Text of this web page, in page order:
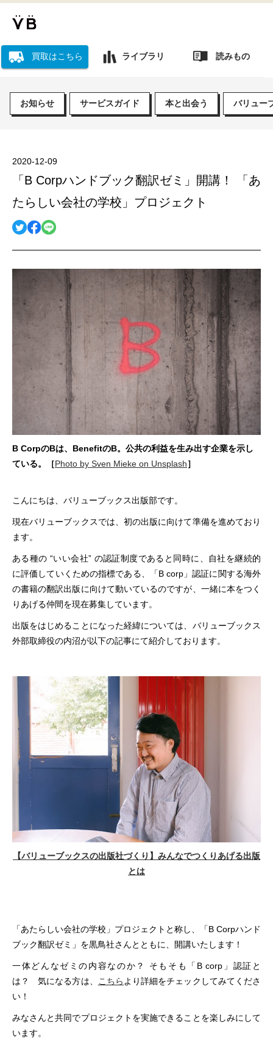
買取はこちら ライブラリ 読みもの
お知らせ サービスガイド 本と出会う バリュー
2020-12-09
「B Corpハンドブック翻訳ゼミ」開講！ 「あ
たらしい会社の学校」プロジェクト
B CorpのBは、BenefitのB。公共の利益を生み出す企業を示し
ている。［Photo by Sven Mieke on Unsplash］
こんにちは、バリューブックス出版部です。
現在バリューブックスでは、初の出版に向けて準備を進めており
ます。
ある種の “いい会社” の認証制度であると同時に、自社を継続的
に評価していくための指標である、
「B corp」認証に関する海外
の書籍の翻訳出版に向けて動いているのですが、一緒に本をつく
りあげる仲間を現在募集しています。
出版をはじめることになった経緯については、バリューブックス
外部取締役の内沼が以下の記事にて紹介しております。
【バリューブックスの出版社づくり】みんなでつくりあげる出版
とは
「あたらしい会社の学校」プロジェクトと称し、「B Corpハンド
ブック翻訳ゼミ」を黒鳥社さんとともに、開講いたします！
一体どんなゼミの内容なのか？ そもそも「B corp」認証と
は？ 気になる方は、
こちら より詳細をチェックしてみてくださ
い！
みなさんと共同でプロジェクトを実施できることを楽しみにして
います。